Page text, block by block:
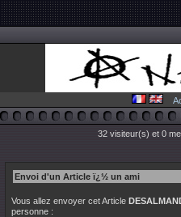
32 visiteur(s) et 0
Envoi d'un Article ï¿½ un ami
Vous allez envoyer cet Article
personne :